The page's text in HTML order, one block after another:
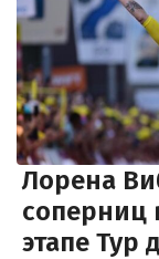
Лорена
соперниц
этапе